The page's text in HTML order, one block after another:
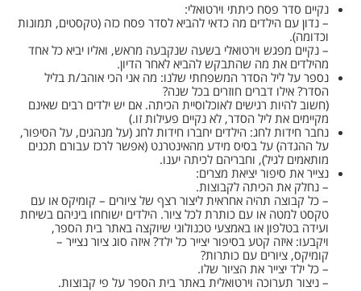
נקיים סדר פסח כיתתי וירטואלי:
– נדון עם הילדים מה כדאי להביא לסדר פסח כזה (טקסטים, תמונות
וכדומה).
– נקיים מפגש וירטואלי בשעה שנקבעה מראש, ואליו יביא כל אחד
מהילדים את מה שהתבקש להביא לאחר הדיון.
נספר על ליל הסדר המשפחתי שלנו: מה אני הכי אוהב/ת בליל
הסדר? אילו דברים חוזרים בכל שנה?
(חשוב להיות רגישים לאוכלוסיית הכיתה. אם יש ילדים רבים שאינם
מקיימים את ליל הסדר, לא נקיים פעילות זו.)
נחבר חידות לחג: הילדים יחברו חידות לחג (על מנהגים, על הסיפור,
על ההגדה) על בסיס מידע מהאינטרנט (אפשר לרכז עבורם תכנים
מותאמים לגיל), וחבריהם לכיתה יענו.
נצייר את סיפור יציאת מצרים:
– נחלק את הכיתה לקבוצות.
– כל קבוצה תהיה אחראית ליצור רצף של ציורים – קומיקס או עם
טקסט למטה או עם כותרת לכל ציור. הילדים ישוחחו ביניהם בשיחת
ועידה בטלפון או באמצעי טכנולוגי שיוקצה באתר בית הספר,
ויקבעו: איזה קטע בסיפור יצייר כל ילד? איזה סוג ציור נצייר –
קומיקס, ציורים עם כותרות?
– כל ילד יצייר את הציור שלו.
– ניצור תערוכה וירטואלית באתר בית הספר על פי קבוצות.